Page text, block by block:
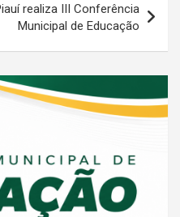
realiza III Conferência
Municipal de Educação